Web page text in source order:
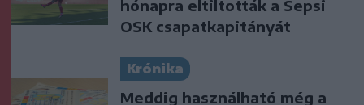
hónapra eltiltották a Sepsi
OSK csapatkapitányát
Krónika
Meddig használható még a